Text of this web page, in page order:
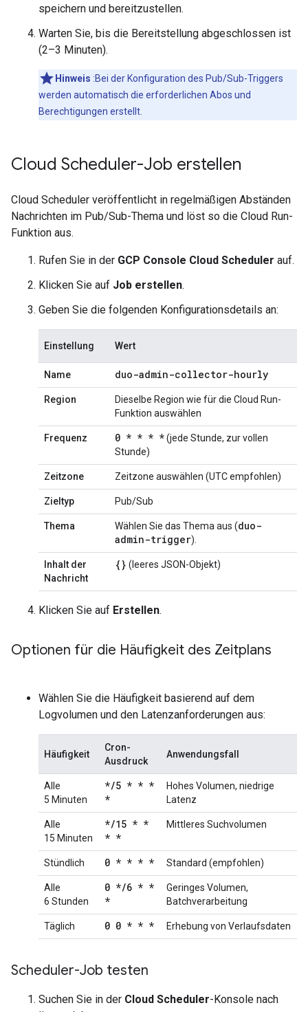
speichern und bereitzustellen.
Warten Sie, bis die Bereitstellung abgeschlossen ist
(2–3 Minuten).
Hinweis :Bei der Konfiguration des Pub/Sub-Triggers
werden automatisch die erforderlichen Abos und
Berechtigungen erstellt.
Cloud Scheduler-Job erstellen
Cloud Scheduler veröffentlicht in regelmäßigen Abständen
Nachrichten im Pub/Sub-Thema und löst so die Cloud Run-
Funktion aus.
Rufen Sie in der GCP Console Cloud Scheduler auf.
Klicken Sie auf Job erstellen.
Geben Sie die folgenden Konfigurationsdetails an:
Einstellung Wert
Name duo-admin-collector-hourly
Region
Dieselbe Region wie für die Cloud Run-
Funktion auswählen
Frequenz 0 * * * *(jede Stunde, zur vollen
Stunde)
Zeitzone Zeitzone auswählen (UTC empfohlen)
Zieltyp Pub/Sub
Thema Wählen Sie das Thema aus (duo-
admin-trigger).
Inhalt der
Nachricht
{} (leeres JSON-Objekt)
Klicken Sie auf Erstellen.
Optionen für die Häufigkeit des Zeitplans
Wählen Sie die Häufigkeit basierend auf dem
Logvolumen und den Latenzanforderungen aus:
Häufigkeit
Cron-
Ausdruck
Anwendungsfall
Alle
5 Minuten
*/5 * * *
*
Hohes Volumen, niedrige
Latenz
Alle
15 Minuten
*/15 * *
* *
Mittleres Suchvolumen
Stündlich 0 * * * * Standard (empfohlen)
Alle
6 Stunden
0 */6 * *
*
Geringes Volumen,
Batchverarbeitung
Täglich 0 0 * * * Erhebung von Verlaufsdaten
Scheduler-Job testen
Suchen Sie in der Cloud Scheduler-Konsole nach